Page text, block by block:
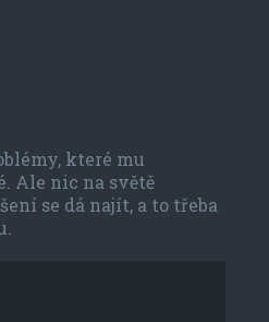
které mu
Ale nic na světě
se dá najít, a to třeba